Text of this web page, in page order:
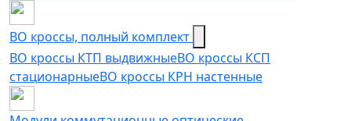
ВО кроссы, полный комплект
ВО кроссы КТП выдвижныеВО кроссы КСП
стационарныеВО кроссы КРН настенные